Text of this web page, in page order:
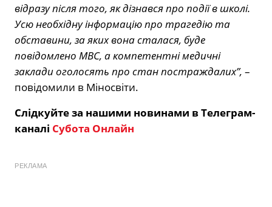
відразу після того, як дізнався про події в школі.
Усю необхідну інформацію про трагедію та
обставини, за яких вона сталася, буде
повідомлено МВС, а компетентні медичні
заклади оголосять про стан постраждалих”, –
повідомили в Міносвіти.
Слідкуйте за нашими новинами в Телеграм-
каналі Субота Онлайн
РЕКЛАМА